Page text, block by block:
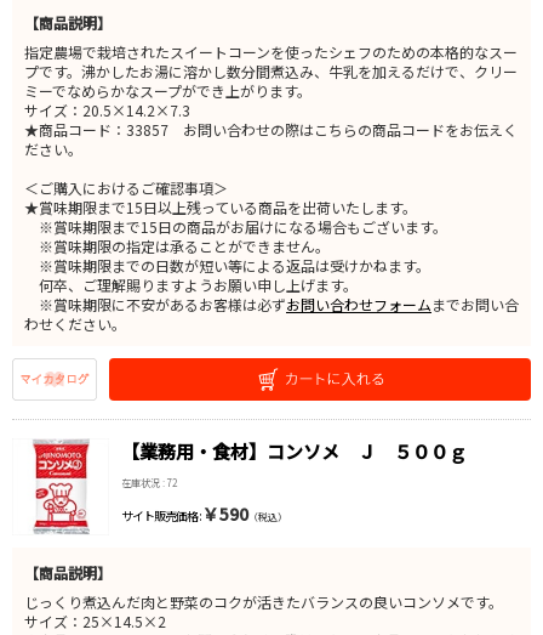
【商品説明】
指定農場で栽培されたスイートコーンを使ったシェフのための本格的なスー
プです。沸かしたお湯に溶かし数分間煮込み、牛乳を加えるだけで、クリー
ミーでなめらかなスープができ上がります。
サイズ：20.5×14.2×7.3
★商品コード：33857 お問い合わせの際はこちらの商品コードをお伝えく
ださい。
＜ご購入におけるご確認事項＞
★賞味期限まで15日以上残っている商品を出荷いたします。
※賞味期限まで15日の商品がお届けになる場合もございます。
※賞味期限の指定は承ることができません。
※賞味期限までの日数が短い等による返品は受けかねます。
何卒、ご理解賜りますようお願い申し上げます。
※賞味期限に不安があるお客様は必ずお問い合わせフォームまでお問い合
わせください。
【業務用・食材】コンソメ Ｊ ５００ｇ
在庫状況 : 72
サイト販売価格 : ￥590（税込）
【商品説明】
じっくり煮込んだ肉と野菜のコクが活きたバランスの良いコンソメです。
サイズ：25×14.5×2